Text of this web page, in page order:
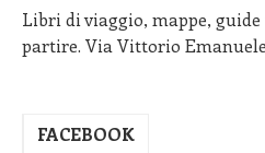
Libri di viaggio, mappe,
partire. Via Vittorio
FACEBOOK